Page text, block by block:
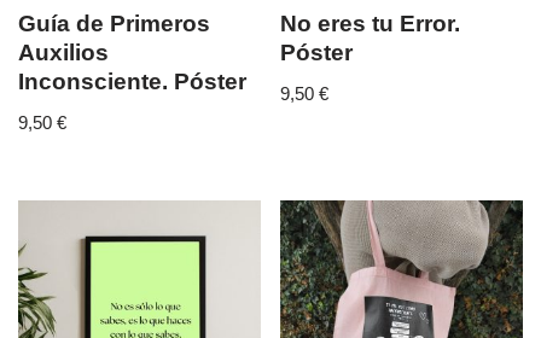
Guía de Primeros
Auxilios
Inconsciente. Póster
9,50 €
No eres tu Error.
Póster
9,50€